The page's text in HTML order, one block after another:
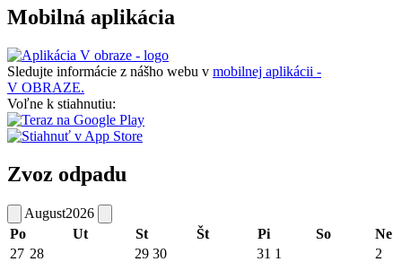
Mobilná aplikácia
Sledujte informácie z nášho webu v mobilnej aplikácii -
V OBRAZE.
Voľne k stiahnutiu:
Zvoz odpadu
August2026
Po
Ut St Št Pi So
Ne
27 28 29 30 31 1 2